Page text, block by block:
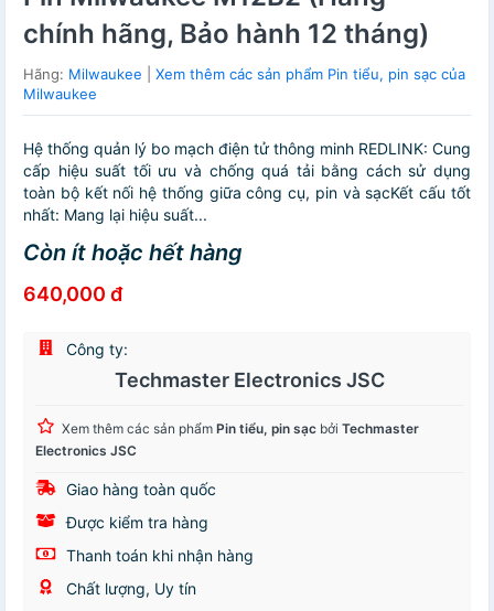
chính hãng, Bảo hành 12 tháng)
Hãng: Milwaukee
Xem thêm các sản phẩm Pin tiểu, pin sạc của
Milwaukee
Hệ thống quản lý bo mạch điện tử thông minh REDLINK: Cung
cấp hiệu suất tối ưu và chống quá tải bằng cách sử dụng
toàn bộ kết nối hệ thống giữa công cụ, pin và sạcKết cấu tốt
nhất: Mang lại hiệu suất...
Còn ít hoặc hết hàng
640,000 đ
Công ty:
Techmaster Electronics JSC
Xem thêm các sản phẩm Pin tiểu, pin sạc bởi Techmaster
Electronics JSC
Giao hàng toàn quốc
Được kiểm tra hàng
Thanh toán khi nhận hàng
Chất lượng, Uy tín